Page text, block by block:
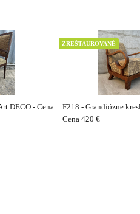
DECO - Cena
F218 - Grandiózne
Cena 420 €
ZREŠTAUROVANÉ